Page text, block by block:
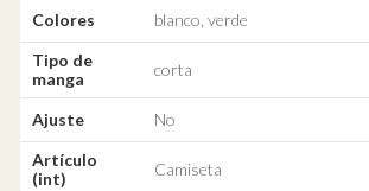
Colores
blanco, verde
Tipo de
manga
corta
Ajuste
No
Artículo
(int)
Camiseta